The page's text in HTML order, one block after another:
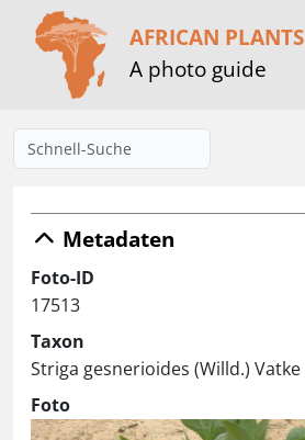
AFRICAN PLANTS
A photo guide
Metadaten
Foto-ID
17513
Taxon
Striga gesnerioides (Willd.) Vatke
Foto